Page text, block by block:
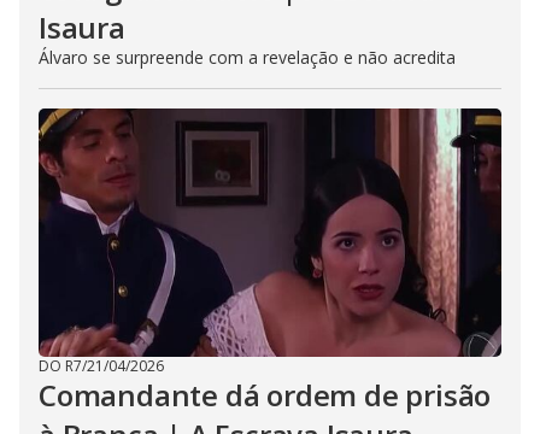
Isaura
Álvaro se surpreende com a revelação e não acredita
DO R7/21/04/2026
Comandante dá ordem de prisão